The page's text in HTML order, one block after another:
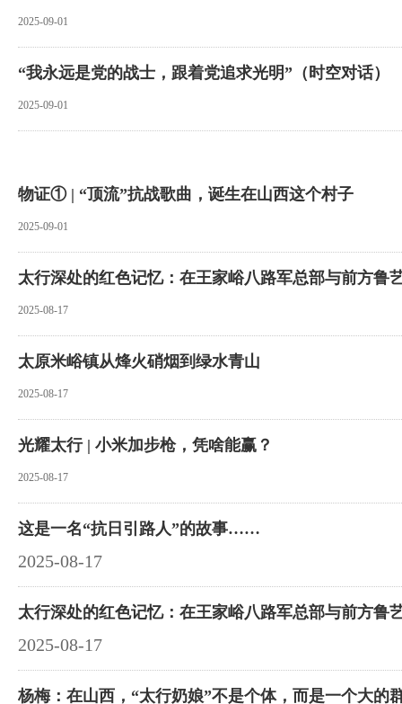
2025-09-01
“我永远是党的战士，跟着党追求光明”（时空对话）
2025-09-01
物证① | “顶流”抗战歌曲，诞生在山西这个村子
2025-09-01
太行深处的红色记忆：在王家峪八路军总部与前方鲁
2025-08-17
太原米峪镇从烽火硝烟到绿水青山
2025-08-17
光耀太行 | 小米加步枪，凭啥能赢？
2025-08-17
这是一名“抗日引路人”的故事……
2025-08-17
太行深处的红色记忆：在王家峪八路军总部与前方鲁
2025-08-17
杨梅：在山西，“太行奶娘”不是个体，而是一个大的